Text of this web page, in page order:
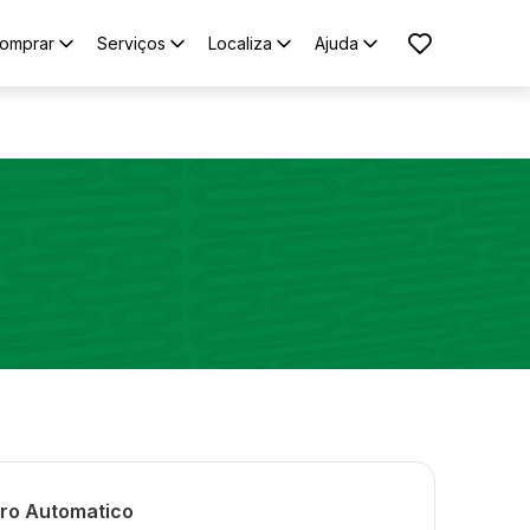
Serviços Localiza Ajuda
Automatico